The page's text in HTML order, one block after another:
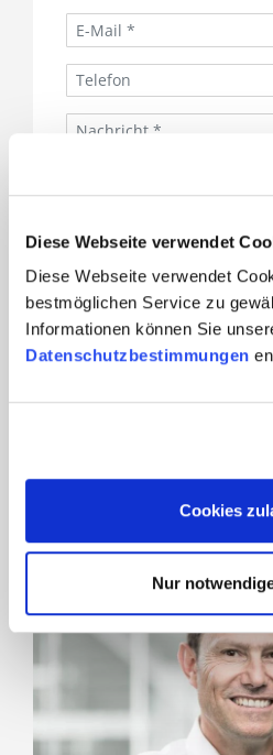
Diese Webseite verwendet
Diese Webseite verwendet
bestmöglichen Service zu
Informationen können Sie
Datenschutzbestimmungen
Cookies
Nur
Ich akzeptiere die SQS-
Zum Newsletter
(*) sind Pflichtfelder
Für das Produkt